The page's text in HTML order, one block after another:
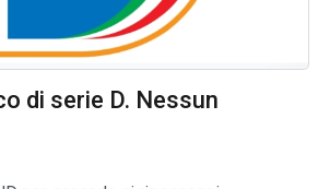
di serie D. Nessun